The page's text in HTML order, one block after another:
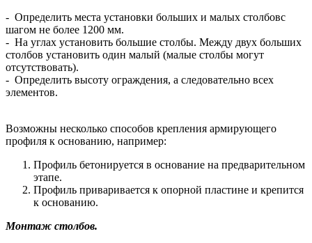
- Определить места установки больших и малых столбовс
шагом не более 1200 мм.
- На углах установить большие столбы. Между двух больших
столбов установить один малый (малые столбы могут
отсутствовать).
- Определить высоту ограждения, а следовательно всех
элементов.
Возможны несколько способов крепления армирующего
профиля к основанию, например:
Профиль бетонируется в основание на предварительном
этапе.
Профиль приваривается к опорной пластине и крепится
к основанию.
Монтаж столбов.